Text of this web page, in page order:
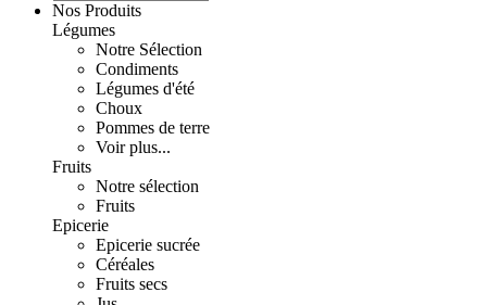
Nos Produits
Légumes
Notre Sélection
Condiments
Légumes d'été
Choux
Pommes de terre
Voir plus...
Fruits
Notre sélection
Fruits
Epicerie
Epicerie sucrée
Céréales
Fruits secs